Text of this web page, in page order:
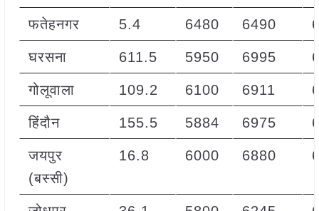
फतेहनगर 5.4 6480 6490
घरसना 611.5 5950 6995
गोलूवाला 109.2 6100 6911
हिंदौन 155.5 5884 6975
जयपुर
(बस्सी)
16.8 6000 6880